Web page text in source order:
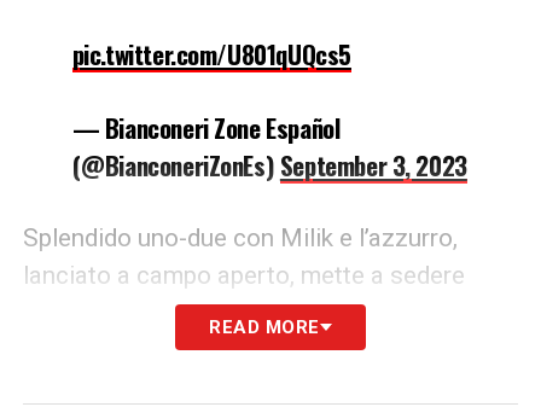
pic.twitter.com/U801qUQcs5
— Bianconeri Zone Español
(@BianconeriZonEs)September 3, 2023
Splendido uno-due con Milik e l’azzurro,
lanciato a campo aperto, mette a sedere
Berisha, insaccando poi a porta vuota per il
READ MORE